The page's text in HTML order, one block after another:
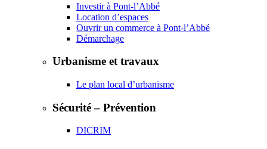
Investir à Pont-l’Abbé
Location d’espaces
Ouvrir un commerce à Pont-l’Abbé
Démarchage
Urbanisme et travaux
Le plan local d’urbanisme
Sécurité – Prévention
DICRIM